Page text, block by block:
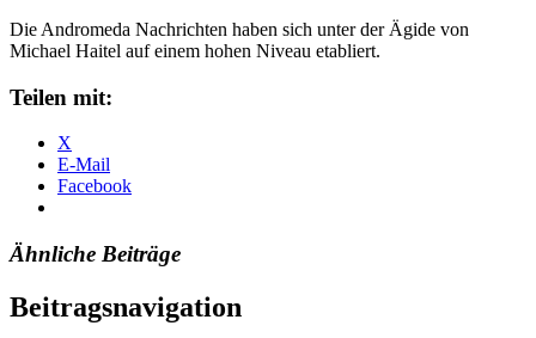
Die Andromeda Nachrichten haben sich unter der Ägide von
Michael Haitel auf einem hohen Niveau etabliert.
Teilen mit:
X
E-Mail
Facebook
Ähnliche Beiträge
Beitragsnavigation